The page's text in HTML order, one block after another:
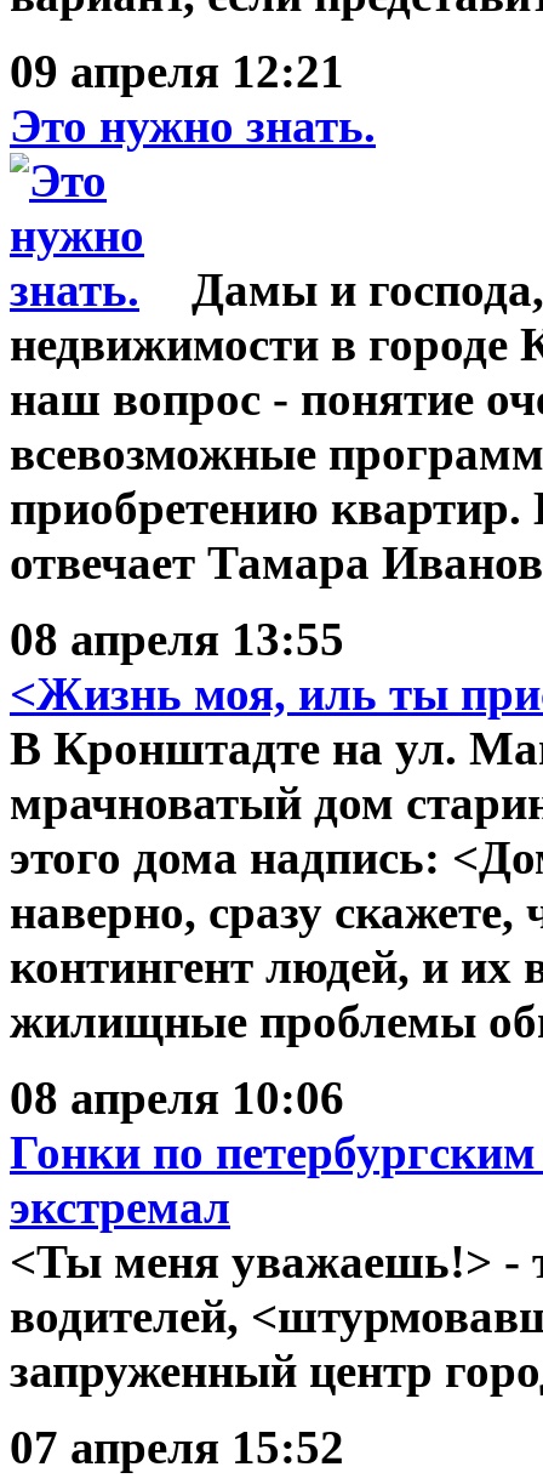
09 апреля 12:21
Это нужно знать.
Дамы и
недвижимости в
наш вопрос - понятие
всевозможные
приобретению квартир.
отвечает Тамара
08 апреля 13:55
<Жизнь моя, иль ты
В Кронштадте на ул.
мрачноватый дом
этого дома надпись:
наверно, сразу
контингент людей, и их
жилищные проблемы
08 апреля 10:06
Гонки по
экстремал
<Ты меня уважаешь!> -
водителей,
запруженный центр
07 апреля 15:52